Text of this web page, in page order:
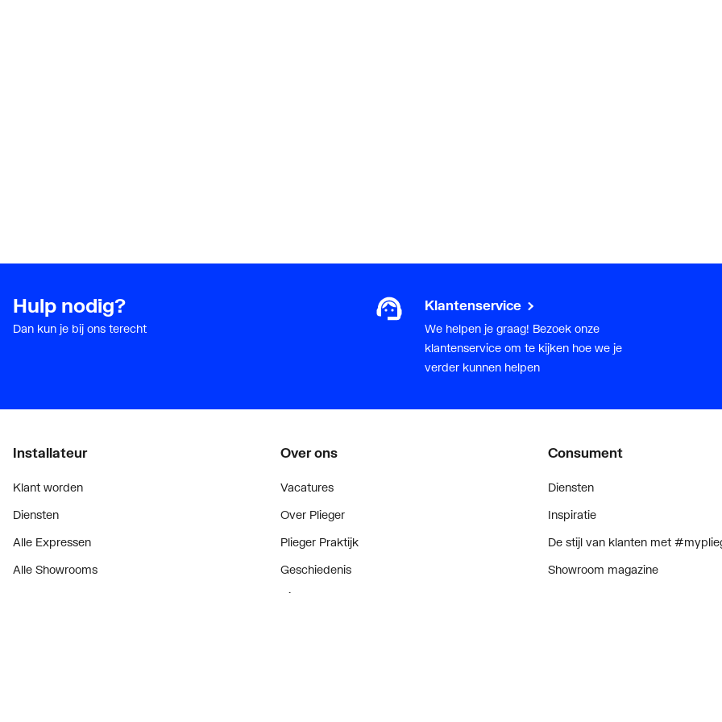
Hulp nodig?
Dan kun je bij ons terecht
Klantenservice
We helpen je graag! Bezoek onze
klantenservice om te kijken hoe we je
verder kunnen helpen
Installateur
Klant worden
Diensten
Alle Expressen
Alle Showrooms
Over ons
Vacatures
Over Plieger
Plieger Praktijk
Geschiedenis
Nieuws
Consument
Diensten
Inspiratie
De stijl van klanten met
Showroom magazine